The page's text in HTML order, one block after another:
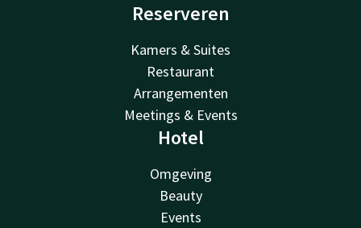
Reserveren
Kamers & Suites
Restaurant
Arrangementen
Meetings & Events
Hotel
Omgeving
Beauty
Events